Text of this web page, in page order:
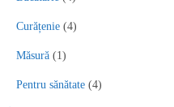
Curățenie (4)
Măsură (1)
Pentru sănătate (4)